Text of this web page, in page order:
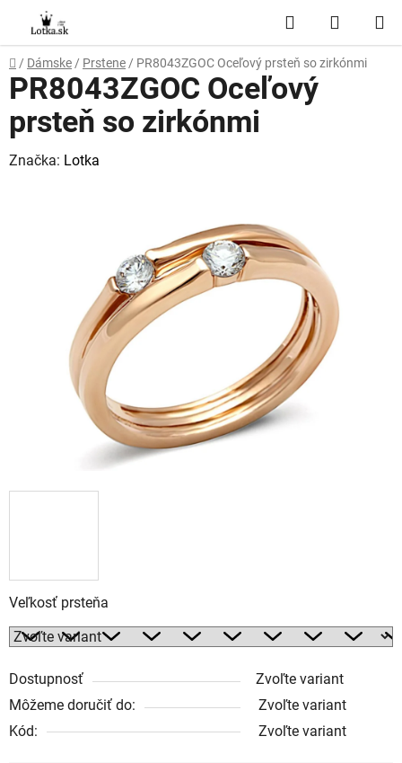
obsah
Hľadať
KOŠÍK
Domov
/ Dámske / Prstene / PR8043ZGOC Oceľový prsteň so zirkónmi
Veľkosť prsteňa
Dostupnosť
Zvoľte variant
Môžeme doručiť do:
Zvoľte variant
Kód:
Zvoľte variant
PR8043ZGOC Oceľový
prsteň so zirkónmi
Značka: Lotka